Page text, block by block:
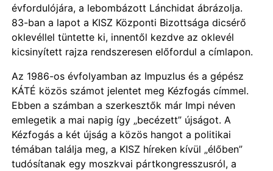
évfordulójára, a lebombázott Lánchidat ábrázolja.
83-ban a lapot a KISZ Központi Bizottsága dicsérő
oklevéllel tüntette ki, innentől kezdve az oklevél
kicsinyített rajza rendszeresen előfordul a címlapon.
Az 1986-os évfolyamban az Impuzlus és a gépész
KÁTÉ közös számot jelentet meg Kézfogás címmel.
Ebben a számban a szerkesztők már Impi néven
emlegetik a mai napig így „becézett” újságot. A
Kézfogás a két újság a közös hangot a politikai
témában találja meg, a KISZ híreken kívül „élőben”
tudósítanak egy moszkvai pártkongresszusról, a